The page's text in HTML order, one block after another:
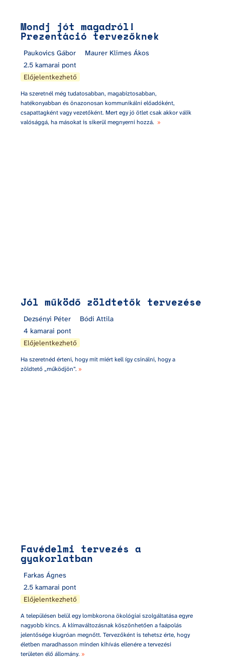
Mondj jót magadról!
Prezentáció tervezőknek
Paukovics Gábor
Maurer Klimes Ákos
2.5 kamarai pont
Előjelentkezhető
Ha szeretnél még tudatosabban, magabiztosabban,
hatékonyabban és önazonosan kommunikálni előadóként,
csapattagként vagy vezetőként. Mert egy jó ötlet csak akkor válik
valósággá, ha másokat is sikerül megnyerni hozzá. »
Jól működő zöldtetők tervezése
Dezsényi Péter
Bódi Attila
4 kamarai pont
Előjelentkezhető
Ha szeretnéd érteni, hogy mit miért kell így csinálni, hogy a
zöldtető „működjön”. »
Favédelmi tervezés a
gyakorlatban
Farkas Ágnes
2.5 kamarai pont
Előjelentkezhető
A településen belül egy lombkorona ökológiai szolgáltatása egyre
nagyobb kincs. A klímaváltozásnak köszönhetően a faápolás
jelentősége kiugróan megnőtt. Tervezőként is tehetsz érte, hogy
életben maradhasson minden kihívás ellenére a tervezési
területen élő állomány. »